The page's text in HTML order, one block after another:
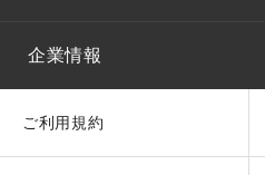
企業情報
ご利用規約